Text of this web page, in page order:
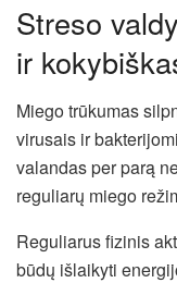
Streso
ir
Miego trūkumas
virusais ir
valandas per parą
reguliarų miego
Reguliarus fizinis
būdų išlaikyti